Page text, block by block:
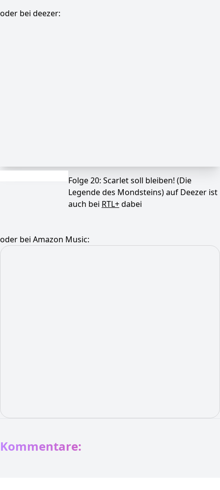
oder bei deezer:
Folge 20: Scarlet soll bleiben! (Die
Legende des Mondsteins) auf Deezer ist
auch bei RTL+dabei
oder bei Amazon Music:
Kommentare: